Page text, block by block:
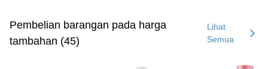
Kad Kredit (Bayaran Penuh)
Pengambilan di Kedai Serbaneka
Pembelian barangan pada harga
tambahan (45)
Lihat
Semua